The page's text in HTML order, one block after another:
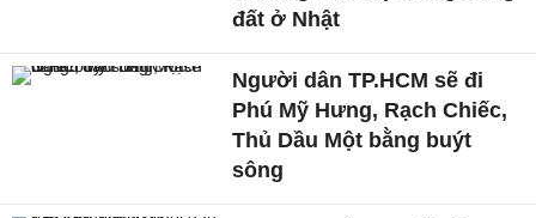
đất ở Nhật
Người dân TP.HCM sẽ đi
Phú Mỹ Hưng, Rạch Chiếc,
Thủ Dầu Một bằng buýt
sông